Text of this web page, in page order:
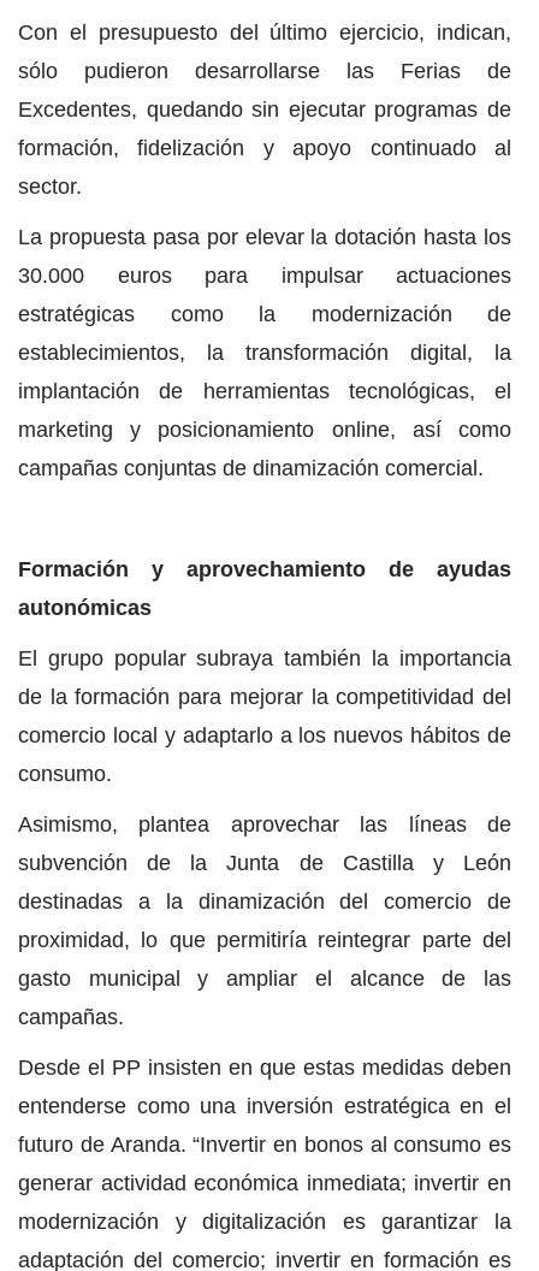
Con el presupuesto del último ejercicio, indican,
sólo pudieron desarrollarse las Ferias de
Excedentes, quedando sin ejecutar programas de
formación, fidelización y apoyo continuado al
sector.
La propuesta pasa por elevar la dotación hasta los
30.000 euros para impulsar actuaciones
estratégicas como la modernización de
establecimientos, la transformación digital, la
implantación de herramientas tecnológicas, el
marketing y posicionamiento online, así como
campañas conjuntas de dinamización comercial.
Formación y aprovechamiento de ayudas
autonómicas
El grupo popular subraya también la importancia
de la formación para mejorar la competitividad del
comercio local y adaptarlo a los nuevos hábitos de
consumo.
Asimismo, plantea aprovechar las líneas de
subvención de la Junta de Castilla y León
destinadas a la dinamización del comercio de
proximidad, lo que permitiría reintegrar parte del
gasto municipal y ampliar el alcance de las
campañas.
Desde el PP insisten en que estas medidas deben
entenderse como una inversión estratégica en el
futuro de Aranda. “Invertir en bonos al consumo es
generar actividad económica inmediata; invertir en
modernización y digitalización es garantizar la
adaptación del comercio; invertir en formación es